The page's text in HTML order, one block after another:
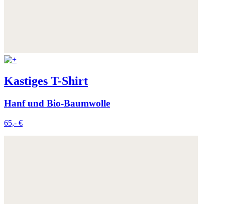
Kastiges T-Shirt
Hanf und Bio-Baumwolle
65,- €